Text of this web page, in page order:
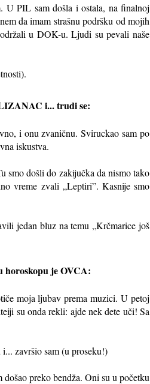
U PIL sam došla i ostala, na finalnoj
da imam strašnu podršku od mojih
u DOK-u. Ljudi su pevali naše
i... trudi se:
i onu zvaničnu. Sviruckao sam po
iskustva.
smo došli do zakijučka da nismo tako
vreme zvali „Leptiri”. Kasnije smo
jedan bluz na temu „Krčmarice još
horoskopu je OVCA:
moja ljubav prema muzici. U petoj
su onda rekli: ajde nek dete uči! Sa
završio sam (u proseku!)
preko bendža. Oni su u početku